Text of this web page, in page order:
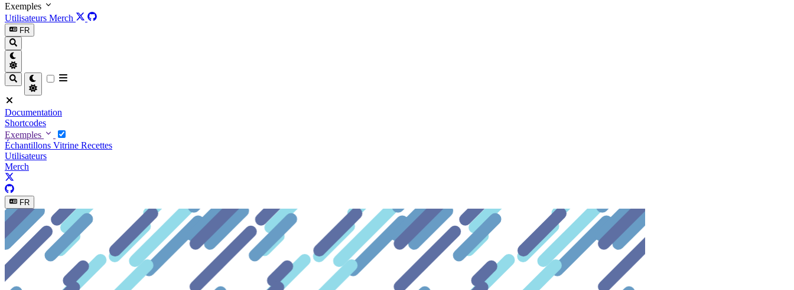
Exemples
Utilisateurs Merch
FR
Documentation
Shortcodes
Exemples
Échantillons Vitrine Recettes
Utilisateurs
Merch
FR